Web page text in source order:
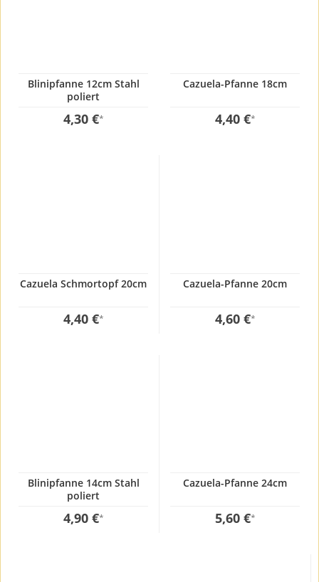
Blinipfanne 12cm Stahl
poliert
4,30 €*
Cazuela-Pfanne 18cm
4,40 €*
Cazuela Schmortopf 20cm
4,40 €*
Cazuela-Pfanne 20cm
4,60 €*
Blinipfanne 14cm Stahl
poliert
4,90 €*
Cazuela-Pfanne 24cm
5,60 €*